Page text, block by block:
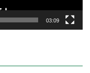
03:09